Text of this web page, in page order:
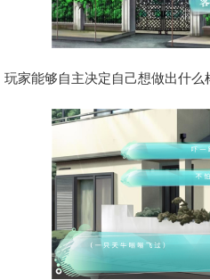
家能够自主决定自己想做出什么